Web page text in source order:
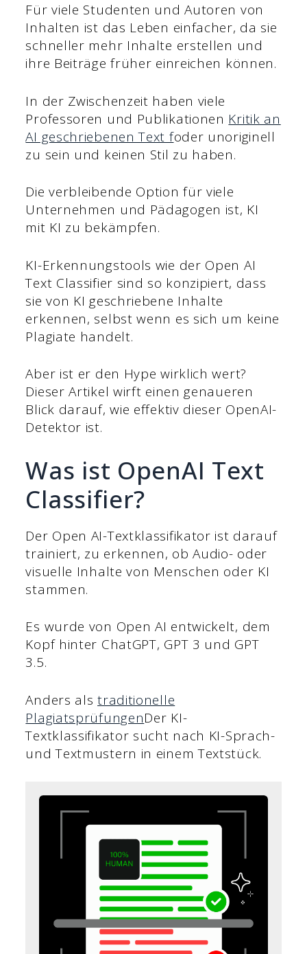
Für viele Studenten und Autoren von
Inhalten ist das Leben einfacher, da sie
schneller mehr Inhalte erstellen und
ihre Beiträge früher einreichen können.
In der Zwischenzeit haben viele
Professoren und Publikationen Kritik an
AI geschriebenen Text foder unoriginell
zu sein und keinen Stil zu haben.
Die verbleibende Option für viele
Unternehmen und Pädagogen ist, KI
mit KI zu bekämpfen.
KI-Erkennungstools wie der Open AI
Text Classifier sind so konzipiert, dass
sie von KI geschriebene Inhalte
erkennen, selbst wenn es sich um keine
Plagiate handelt.
Aber ist er den Hype wirklich wert?
Dieser Artikel wirft einen genaueren
Blick darauf, wie effektiv dieser OpenAI-
Detektor ist.
Was ist OpenAI Text
Classifier?
Der Open AI-Textklassifikator ist darauf
trainiert, zu erkennen, ob Audio- oder
visuelle Inhalte von Menschen oder KI
stammen.
Es wurde von Open AI entwickelt, dem
Kopf hinter ChatGPT, GPT 3 und GPT
3.5.
Anders alstraditionelle
PlagiatsprüfungenDer KI-
Textklassifikator sucht nach KI-Sprach-
und Textmustern in einem Textstück.